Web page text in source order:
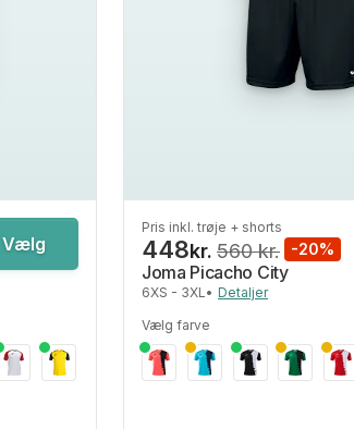
Vælg
Pris inkl. trøje + shorts
448kr. 560 kr. -20%
Joma Picacho City
6XS - 3XL• Detaljer
Vælg farve